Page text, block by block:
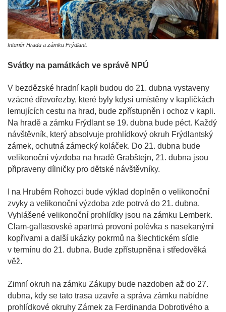
Interiér Hradu a zámku Frýdlant.
Svátky na památkách ve správě NPÚ
V bezdězské hradní kapli budou do 21. dubna vystaveny
vzácné dřevořezby, které byly kdysi umístěny v kapličkách
lemujících cestu na hrad, bude zpřístupněn i ochoz v kapli.
Na hradě a zámku Frýdlant se 19. dubna bude péct. Každý
návštěvník, který absolvuje prohlídkový okruh Frýdlantský
zámek, ochutná zámecký koláček. Do 21. dubna bude
velikonoční výzdoba na hradě Grabštejn, 21. dubna jsou
připraveny dílničky pro dětské návštěvníky.
I na Hrubém Rohozci bude výklad doplněn o velikonoční
zvyky a velikonoční výzdoba zde potrvá do 21. dubna.
Vyhlášené velikonoční prohlídky jsou na zámku Lemberk.
Clam-gallasovské apartmá provoní polévka s nasekanými
kopřivami a další ukázky pokrmů na šlechtickém sídle
v termínu do 21. dubna. Bude zpřístupněna i středověká
věž.
Zimní okruh na zámku Zákupy bude nazdoben až do 27.
dubna, kdy se tato trasa uzavře a správa zámku nabídne
prohlídkové okruhy Zámek za Ferdinanda Dobrotivého a